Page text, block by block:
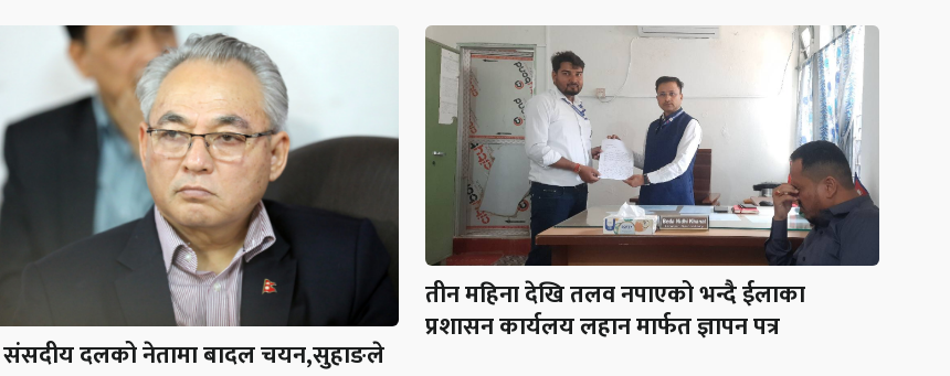
दलको नेतामा बादल चयन,सुहाङले
तीन महिना देखि तलव नपाएको भन्दै ईलाका
प्रशासन कार्यलय लहान मार्फत ज्ञापन पत्र